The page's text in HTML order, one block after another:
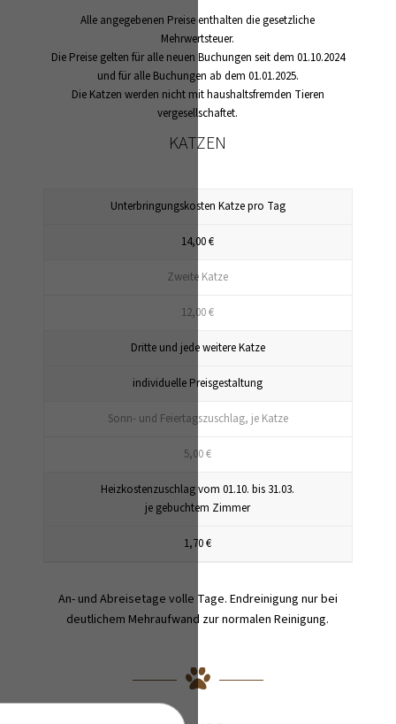
Alle angegebenen Preise enthalten die gesetzliche
Mehrwertsteuer.
Die Preise gelten für alle neuen Buchungen seit dem 01.10.2024
und für alle Buchungen ab dem 01.01.2025.
Die Katzen werden nicht mit haushaltsfremden Tieren
vergesellschaftet.
KATZEN
Unterbringungskosten Katze pro Tag
14,00 €
Zweite Katze
12,00 €
Dritte und jede weitere Katze
individuelle Preisgestaltung
Sonn- und Feiertagszuschlag, je Katze
5,00 €
Heizkostenzuschlag vom 01.10. bis 31.03.
je gebuchtem Zimmer
1,70 €
An- und Abreisetage volle Tage. Endreinigung nur bei
deutlichem Mehraufwand zur normalen Reinigung.